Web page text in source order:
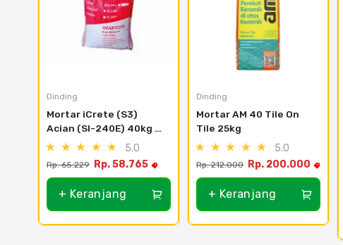
Dinding
Mortar iCrete (S3)
Acian (SI-240E) 40kg
(Area Karawang)5.0
Rp. 65.229 Rp. 58.765
+ Keranjang
Dinding
Mortar AM 40 Tile On
Tile 25kg
5.0
Rp. 212.000 Rp. 200.000
+ Keranjang